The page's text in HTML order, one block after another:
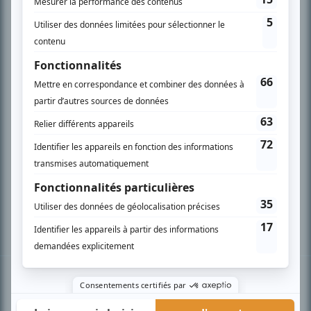
PLAN DU SITE
Accueil
Liste des oeuvres
Liste des comédiens
Recherche avancée
À propos
Nous contacter
Termes et conditions
Politique de confidentialité
Gestion du consentement